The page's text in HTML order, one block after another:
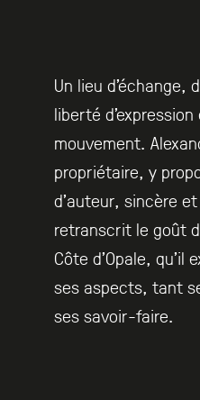
Un lieu d’échange,
liberté
mouvement.
propriétaire, y
d’auteur, sincère
retranscrit le goût
Côte d’Opale, qu’il
ses aspects, tant
ses savoir-faire.